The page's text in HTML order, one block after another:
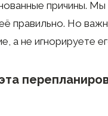
причины. Мы
правильно. Но
а не игнорируете